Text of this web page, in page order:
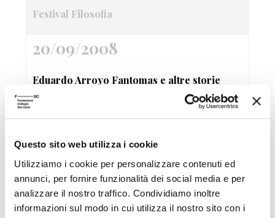
Questo sito web utilizza i cookie
Utilizziamo i cookie per personalizzare contenuti ed
annunci, per fornire funzionalità dei social media e per
analizzare il nostro traffico. Condividiamo inoltre
informazioni sul modo in cui utilizza il nostro sito con i
Festival Filosofia
20/09/2008
Eduardo Arroyo Fantomas e altre storie
dipinte
20/09/2008
Patto di sale Comics e disegni fantastici del
gruppo Canicola
Festival Filosofia